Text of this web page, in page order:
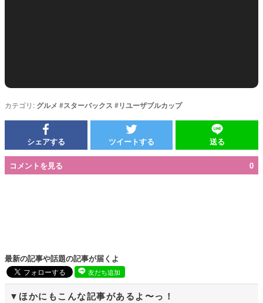
カテゴリ: グルメ #スターバックス #リユーザブルカップ
シェアする ツイートする 送る
コメントを見る 0
最新の記事や話題の記事が届くよ
友だち追加
ほかにもこんな記事があるよ〜っ！